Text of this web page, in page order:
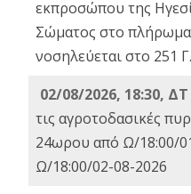
εκπροσώπου της
Σώματος στο
νοσηλεύεται στο 251
02/08/2026, 18:30, ΔΤ
τις αγροτοδασικές
24ωρου από Ω/18:00/
Ω/18:00/02-08-2026